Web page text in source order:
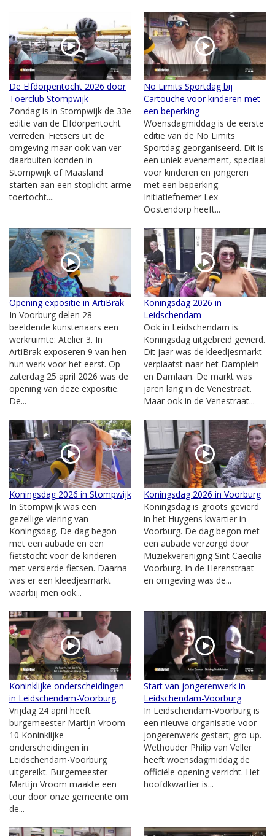
De Elfdorpentocht 2026 door
Toerclub Stompwijk
Zondag is in Stompwijk de 33e
editie van de Elfdorpentocht
verreden. Fietsers uit de
omgeving maar ook van ver
daarbuiten konden in
Stompwijk of Maasland
starten aan een stoplicht arme
toertocht....
No Limits Sportdag bij
Cartouche voor kinderen met
een beperking
Woensdagmiddag is de eerste
editie van de No Limits
Sportdag georganiseerd. Dit is
een uniek evenement, speciaal
voor kinderen en jongeren
met een beperking.
Initiatiefnemer Lex
Oostendorp heeft...
Opening expositie in ArtiBrak
In Voorburg delen 28
beeldende kunstenaars een
werkruimte: Atelier 3. In
ArtiBrak exposeren 9 van hen
hun werk voor het eerst. Op
zaterdag 25 april 2026 was de
opening van deze expositie.
De...
Koningsdag 2026 in
Leidschendam
Ook in Leidschendam is
Koningsdag uitgebreid gevierd.
Dit jaar was de kleedjesmarkt
verplaatst naar het Damplein
en Damlaan. De markt was
jaren lang in de Venestraat.
Maar ook in de Venestraat...
Koningsdag 2026 in Stompwijk
In Stompwijk was een
gezellige viering van
Koningsdag. De dag begon
met een aubade en een
fietstocht voor de kinderen
met versierde fietsen. Daarna
was er een kleedjesmarkt
waarbij men ook...
Koningsdag 2026 in Voorburg
Koningsdag is groots gevierd
in het Huygens kwartier in
Voorburg. De dag begon met
een aubade verzorgd door
Muziekvereniging Sint Caecilia
Voorburg. In de Herenstraat
en omgeving was de...
Koninklijke onderscheidingen
in Leidschendam-Voorburg
Vrijdag 24 april heeft
burgemeester Martijn Vroom
10 Koninklijke
onderscheidingen in
Leidschendam-Voorburg
uitgereikt. Burgemeester
Martijn Vroom maakte een
tour door onze gemeente om
de...
Start van jongerenwerk in
Leidschendam-Voorburg
In Leidschendam-Voorburg is
een nieuwe organisatie voor
jongerenwerk gestart; gro-up.
Wethouder Philip van Veller
heeft woensdagmiddag de
officiële opening verricht. Het
hoofdkwartier is...